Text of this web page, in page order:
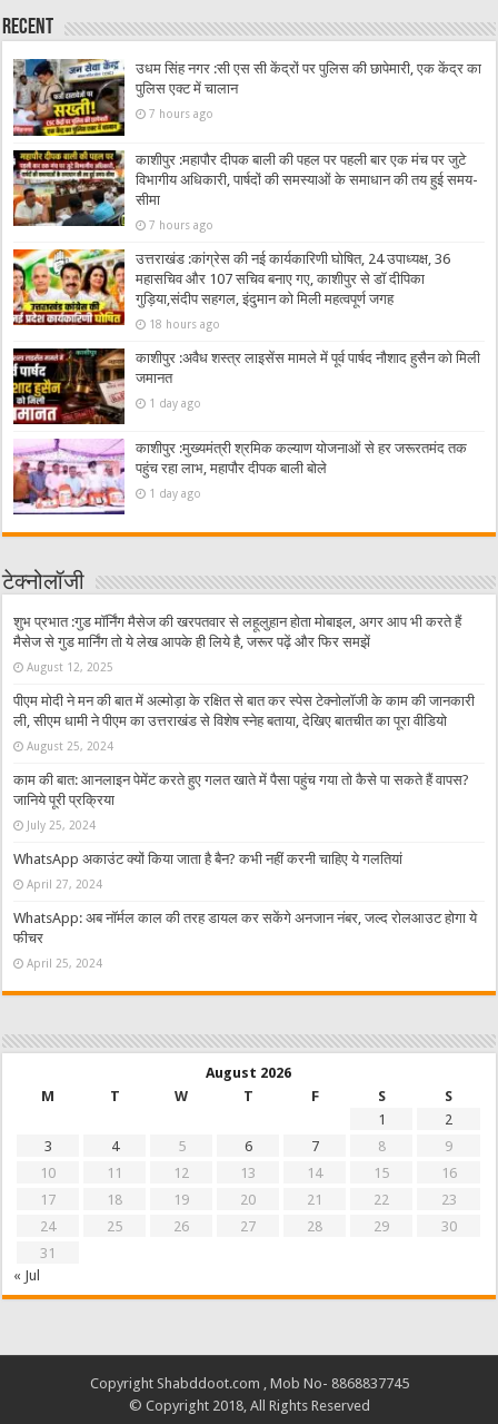
Recent
उधम सिंह नगर :सी एस सी केंद्रों पर पुलिस की छापेमारी, एक केंद्र का
पुलिस एक्ट में चालान
7 hours ago
काशीपुर :महापौर दीपक बाली की पहल पर पहली बार एक मंच पर जुटे
विभागीय अधिकारी, पार्षदों की समस्याओं के समाधान की तय हुई समय-
सीमा
7 hours ago
उत्तराखंड :कांग्रेस की नई कार्यकारिणी घोषित, 24 उपाध्यक्ष, 36
महासचिव और 107 सचिव बनाए गए, काशीपुर से डॉ दीपिका
गुड़िया,संदीप सहगल, इंदुमान को मिली महत्वपूर्ण जगह
18 hours ago
काशीपुर :अवैध शस्त्र लाइसेंस मामले में पूर्व पार्षद नौशाद हुसैन को मिली
जमानत
1 day ago
काशीपुर :मुख्यमंत्री श्रमिक कल्याण योजनाओं से हर जरूरतमंद तक
पहुंच रहा लाभ, महापौर दीपक बाली बोले
1 day ago
टेक्नोलॉजी
शुभ प्रभात :गुड मॉर्निंग मैसेज की खरपतवार से लहूलुहान होता मोबाइल, अगर आप भी करते हैं
मैसेज से गुड मार्निंग तो ये लेख आपके ही लिये है, जरूर पढ़ें और फिर समझें
August 12, 2025
पीएम मोदी ने मन की बात में अल्मोड़ा के रक्षित से बात कर स्पेस टेक्नोलॉजी के काम की जानकारी
ली, सीएम धामी ने पीएम का उत्तराखंड से विशेष स्नेह बताया, देखिए बातचीत का पूरा वीडियो
August 25, 2024
काम की बात: आनलाइन पेमेंट करते हुए गलत खाते में पैसा पहुंच गया तो कैसे पा सकते हैं वापस?
जानिये पूरी प्रक्रिया
July 25, 2024
WhatsApp अकाउंट क्यों किया जाता है बैन? कभी नहीं करनी चाहिए ये गलतियां
April 27, 2024
WhatsApp: अब नॉर्मल काल की तरह डायल कर सकेंगे अनजान नंबर, जल्द रोलआउट होगा ये
फीचर
April 25, 2024
August 2026
M
T W T F S
S
1
2
3
4 5 6 7 8
9
10
11 12 13 14 15
16
17
18 19 20 21 22
23
24
25 26 27 28 29
30
31
« Jul
Copyright Shabddoot.com , Mob No- 8868837745
© Copyright 2018, All Rights Reserved